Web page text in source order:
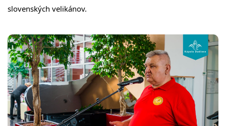
slovenských velikánov.